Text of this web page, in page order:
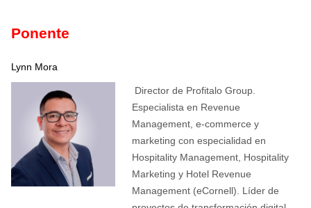
Ponente
Lynn Mora
Director de Profitalo Group.
Especialista en Revenue
Management, e-commerce y
marketing con especialidad en
Hospitality Management, Hospitality
Marketing y Hotel Revenue
Management (eCornell). Líder de